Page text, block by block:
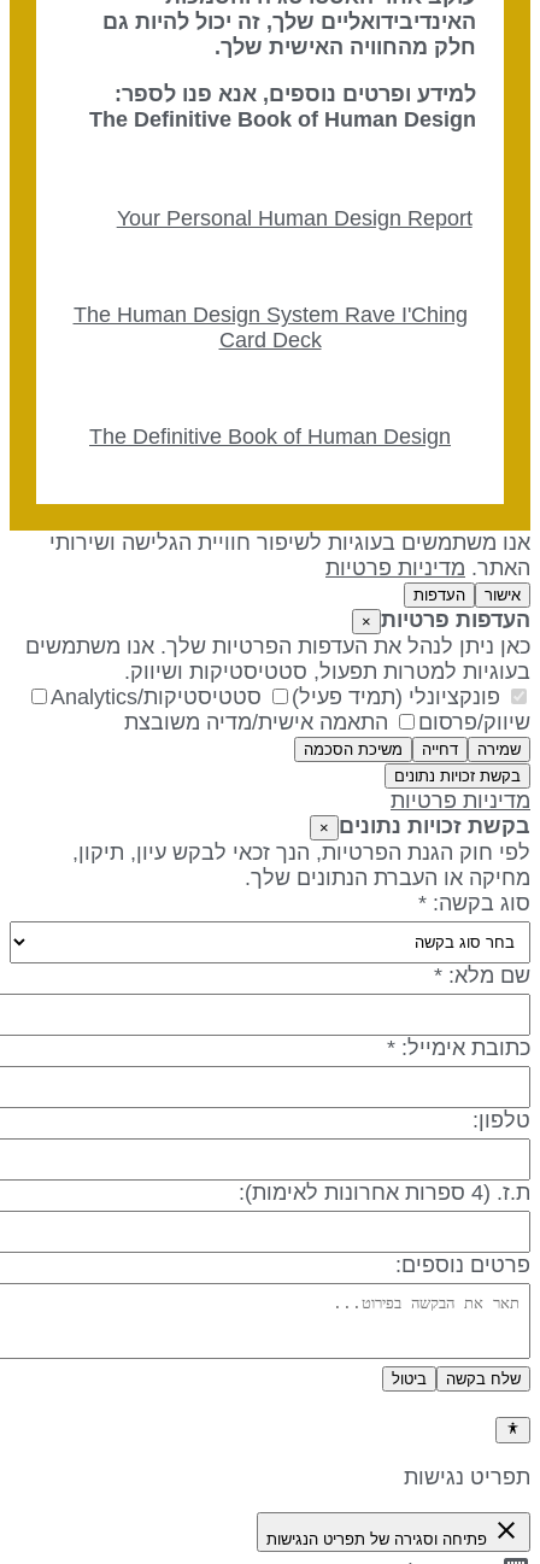
האינדיבידואליים שלך, זה יכול להיות גם
חלק מהחוויה האישית שלך.
למידע ופרטים נוספים, אנא פנו לספר:
The Definitive Book of Human Design
Your Personal Human Design Report
The Human Design System Rave I'Ching
Card Deck
The Definitive Book of Human Design
משתמשים בעוגיות לשיפור חוויית הגלישה ושירותי
מדיניות פרטיות
אישור העדפות
פרטיות ×
ניתן לנהל את העדפות הפרטיות שלך. אנו משתמשים
למטרות תפעול, סטטיסטיקות ושיווק.
פונקציונלי (תמיד פעיל)
סטטיסטיקות/Analytics
פרסום
התאמה אישית/מדיה משובצת
שמירה דחייה
משיכת הסכמה
בקשת זכויות נתונים
פרטיות
זכויות נתונים
חוק הגנת הפרטיות, הנך זכאי לבקש עיון, תיקון,
או העברת הנתונים שלך.
בקשה: *
מלא: *
אימייל: *
ספרות אחרונות לאימות):
נוספים:
שלח בקשה ביטול
נגישות
close פתיחה וסגירה של תפריט הנגישות